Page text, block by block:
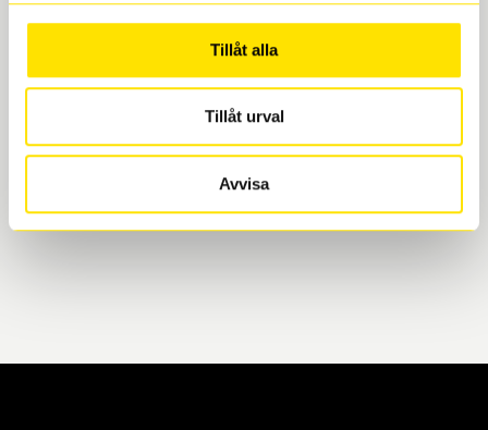
Tillåt alla
Tillåt urval
Avvisa
Boka och hämta hos Däckspecialen
När du beställer dina nya däck eller fälgar hos oss
levereras de direkt till någon av våra däckverkstäder i
Göteborg. Välj mellan Hisingen (Bäckebol) eller
Mölndal. I beställningen anger du datum och tid för
vi till att de uppfyller alla krav för en säker körning.